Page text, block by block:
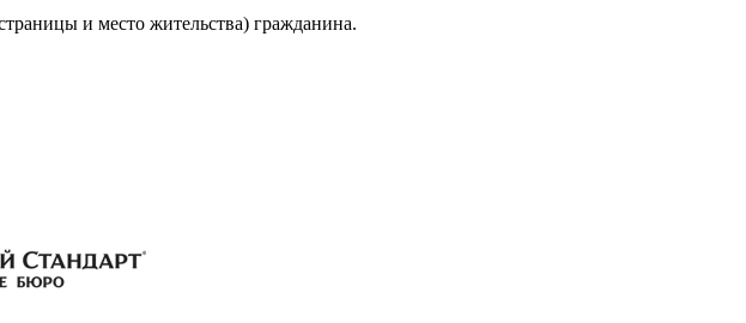
и место жительства) гражданина.